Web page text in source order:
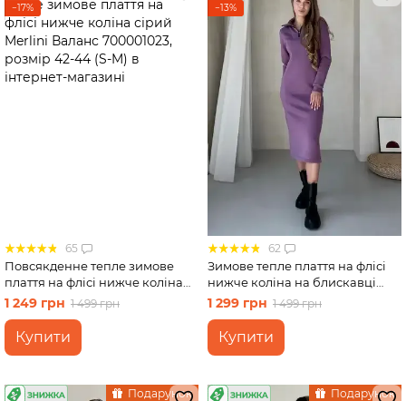
−17%
65
Повсякденне тепле зимове
плаття на флісі нижче коліна
сірий Merlini Валанс
700001023, розмір 42-44 (S-M)
1 249 грн 1 499 грн
Купити
−13%
62
Зимове тепле плаття на флісі
нижче коліна на блискавці
фіолетовий Merlini Антоні
700001045, розмір 42-44 (S-M)
1 299 грн 1 499 грн
Купити
Подарунок Подарунок